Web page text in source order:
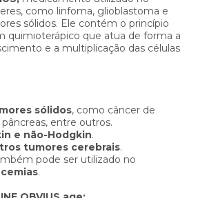
como linfoma, glioblastoma e
sólidos. Ele contém o princípio
quimioterápico que atua de forma a
e a multiplicação das células
sólidos, como câncer de
entre outros.
e não-Hodgkin.
tumores cerebrais.
pode ser utilizado no
.